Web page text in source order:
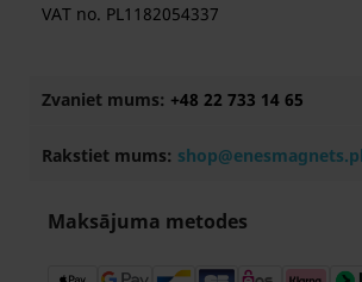
VAT no. PL1182054337
Zvaniet mums: +48 22 733 14 65
Rakstiet mums: shop@enesmagnets.pl
Maksājuma metodes